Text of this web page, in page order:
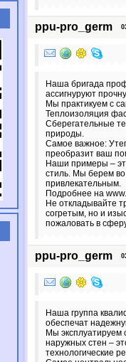
ppu-pro_germ
Наша бригада
ассигнуруют
Мы практикуем с
Теплоизоляция
Сберегательные
природы.
Самое важное:
преобразит ваш
Наши примеры –
стиль. Мы берем
привлекательным.
Подробнее на
Не откладывайте
согретым, но и
пожаловать в
ppu-pro_germ
Наша группа
обеспечат
Мы
наружных стен –
технологические